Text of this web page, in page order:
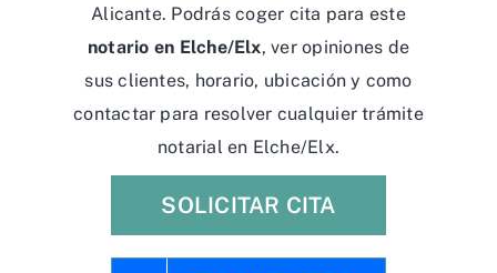
Alicante. Podrás coger cita para este
notario en Elche/Elx, ver opiniones de
sus clientes, horario, ubicación y como
contactar para resolver cualquier trámite
notarial en Elche/Elx.
SOLICITAR CITA